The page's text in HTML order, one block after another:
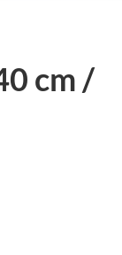
cm /